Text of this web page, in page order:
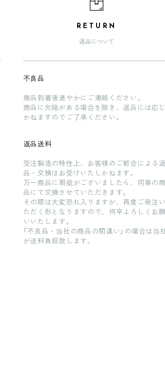
RETURN
返品について
不良品
商品到着後速やかにご連絡ください。
商品に欠陥がある場合を除き、返品には応じ
かねますのでご了承ください。
返品送料
受注製造の特性上、お客様のご都合による返
品・交換はお受けいたしかねます。
万一商品に瑕疵がございましたら、同等の商
品にて交換させていただきます。
その際は大変恐れ入りますが、再度ご発注い
ただく形となりますので、何卒よろしくお願
いいたします。
「不良品・当社の商品の間違い」の場合は当
が送料負担致します。